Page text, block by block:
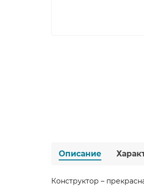
Описание
Конструктор –